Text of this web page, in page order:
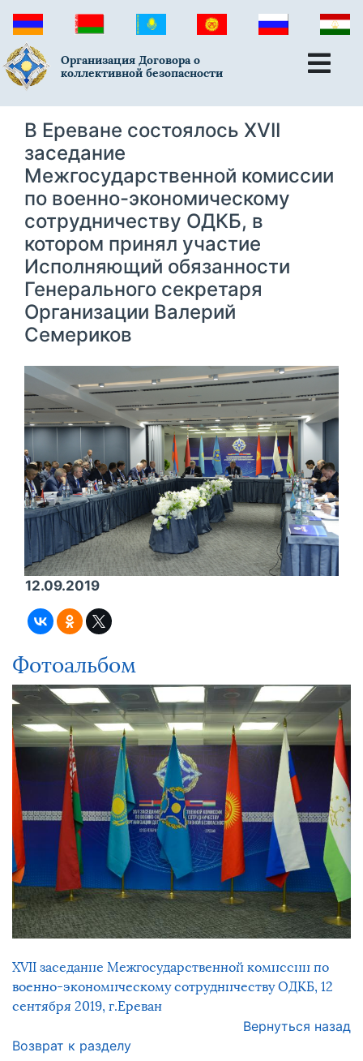
Организация Договора о
коллективной безопасности
В Ереване состоялось ХVII
заседание
Межгосударственной комиссии
по военно-экономическому
сотрудничеству ОДКБ, в
котором принял участие
Исполняющий обязанности
Генерального секретаря
Организации Валерий
Семериков
12.09.2019
Фотоальбом
ХVII заседание Межгосударственной комиссии по
военно-экономическому сотрудничеству ОДКБ, 12
сентября 2019, г.Ереван
Вернуться назад
Возврат к разделу